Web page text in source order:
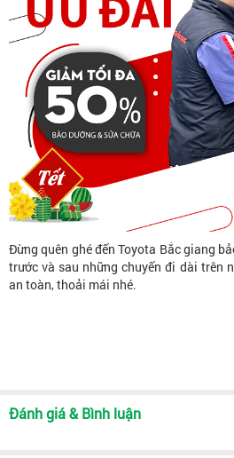
Đừng quên ghé đến Toyota Bắc giang
trước và sau những chuyến đi dài trên
an toàn, thoải mái nhé.
Đánh giá & Bình luận